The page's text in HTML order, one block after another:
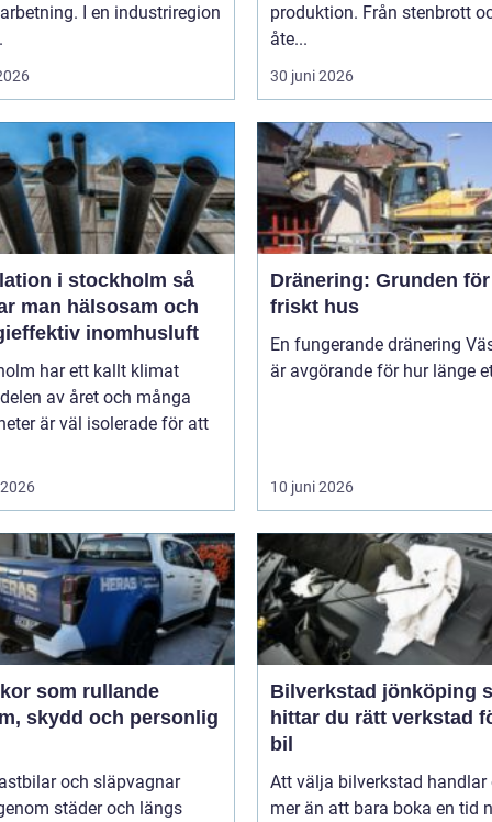
I en industriregion
produktion. Från stenbrott
åte...
30 juni 2026
i stockholm så
man hälsosam och
inomhusluft
har ett kallt klimat
av året och många
är väl isolerade för att
Dränering: Grunden
friskt hus
En fungerande dränering
är avgörande för hur länge
10 juni 2026
som rullande
skydd och personlig
och släpvagnar
städer och längs
Bilverkstad jönköping så
hittar du rätt verkstad
bil
Att välja bilverkstad handlar
mer än att bara boka en tid